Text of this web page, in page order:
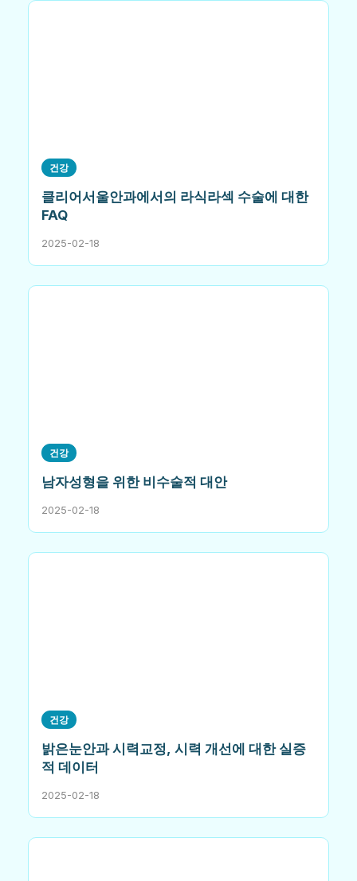
건강
클리어서울안과에서의 라식라섹 수술에 대한
FAQ
2025-02-18
건강
남자성형을 위한 비수술적 대안
2025-02-18
건강
밝은눈안과 시력교정, 시력 개선에 대한 실증
적 데이터
2025-02-18